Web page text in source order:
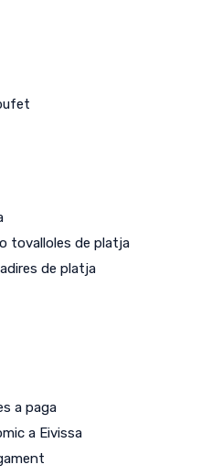
tovalloles de platja
de platja
a paga
a Eivissa